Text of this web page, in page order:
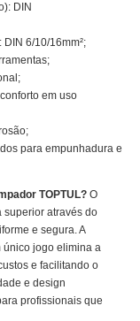
DIN
6/10/16mm²;
em uso
para empunhadura e
TOPTUL? O
superior através do
e segura. A
único jogo elimina a
e facilitando o
e design
profissionais que